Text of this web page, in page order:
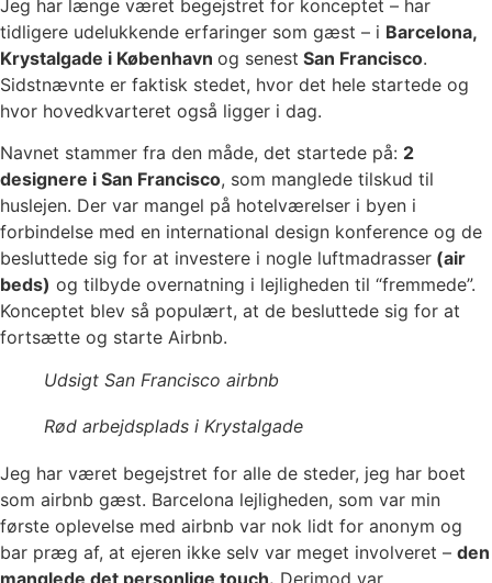
Jeg har længe været begejstret for konceptet – har
tidligere udelukkende erfaringer som gæst – i Barcelona,
Krystalgade i København og senest San Francisco.
Sidstnævnte er faktisk stedet, hvor det hele startede og
hvor hovedkvarteret også ligger i dag.
Navnet stammer fra den måde, det startede på: 2
designere i San Francisco, som manglede tilskud til
huslejen. Der var mangel på hotelværelser i byen i
forbindelse med en international design konference og de
besluttede sig for at investere i nogle luftmadrasser (air
beds) og tilbyde overnatning i lejligheden til “fremmede”.
Konceptet blev så populært, at de besluttede sig for at
fortsætte og starte Airbnb.
Udsigt San Francisco airbnb
Rød arbejdsplads i Krystalgade
Jeg har været begejstret for alle de steder, jeg har boet
som airbnb gæst. Barcelona lejligheden, som var min
første oplevelse med airbnb var nok lidt for anonym og
bar præg af, at ejeren ikke selv var meget involveret – den